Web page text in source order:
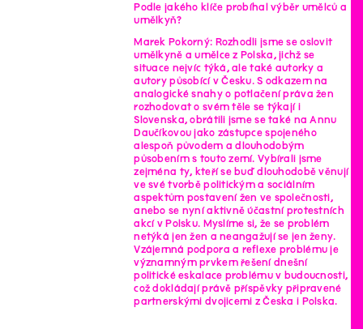
Podle jakého klíče probíhal výběr umělců a
umělkyň?
Marek Pokorný: Rozhodli jsme se oslovit
umělkyně a umělce z Polska, jichž se
situace nejvíc týká, ale také autorky a
autory působící v Česku. S odkazem na
analogické snahy o potlačení práva žen
rozhodovat o svém těle se týkají i
Slovenska, obrátili jsme se také na Annu
Daučíkovou jako zástupce spojeného
alespoň původem a dlouhodobým
působením s touto zemí. Vybírali jsme
zejména ty, kteří se buď dlouhodobě věnují
ve své tvorbě politickým a sociálním
aspektům postavení žen ve společnosti,
anebo se nyní aktivně účastní protestních
akcí v Polsku. Myslíme si, že se problém
netýká jen žen a neangažují se jen ženy.
Vzájemná podpora a reflexe problému je
významným prvkem řešení dnešní
politické eskalace problému v budoucnosti,
což dokládají právě příspěvky připravené
partnerskými dvojicemi z Česka i Polska.